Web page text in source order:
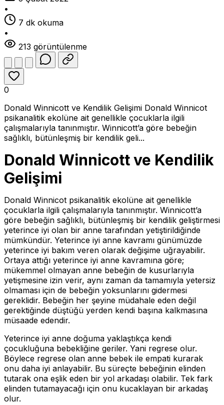
•
7 dk okuma
•
213 görüntülenme
0
Donald Winnicott ve Kendilik Gelişimi Donald Winnicot
psikanalitik ekolüne ait genellikle çocuklarla ilgili
çalışmalarıyla tanınmıştır. Winnicott’a göre bebeğin
sağlıklı, bütünleşmiş bir kendilik geli...
Donald Winnicott ve Kendilik
Gelişimi
Donald Winnicot psikanalitik ekolüne ait genellikle
çocuklarla ilgili çalışmalarıyla tanınmıştır. Winnicott’a
göre bebeğin sağlıklı, bütünleşmiş bir kendilik geliştirmesi
yeterince iyi olan bir anne tarafından yetiştirildiğinde
mümkündür. Yeterince iyi anne kavramı günümüzde
yeterince iyi bakım veren olarak değişime uğrayabilir.
Ortaya attığı yeterince iyi anne kavramına göre;
mükemmel olmayan anne bebeğin de kusurlarıyla
yetişmesine izin verir, aynı zaman da tamamıyla yetersiz
olmaması için de bebeğin yoksunlarını gidermesi
gereklidir. Bebeğin her şeyine müdahale eden değil
gerektiğinde düştüğü yerden kendi başına kalkmasına
müsaade edendir.
Yeterince iyi anne doğuma yaklaştıkça kendi
çocukluğuna bebekliğine geriler. Yani regrese olur.
Böylece regrese olan anne bebek ile empati kurarak
onu daha iyi anlayabilir. Bu süreçte bebeğinin elinden
tutarak ona eşlik eden bir yol arkadaşı olabilir. Tek fark
elinden tutamayacağı için onu kucaklayan bir arkadaş
olur.